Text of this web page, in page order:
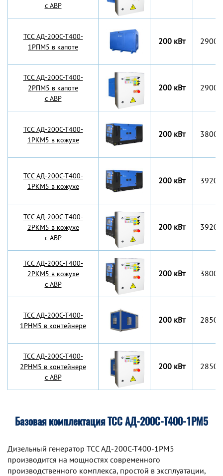
с АВР
TCC АД-200С-Т400-
1РПМ5 в капоте
200 кВт
TCC АД-200С-Т400-
2РПМ5 в капоте
с АВР
200 кВт
TCC АД-200С-Т400-
1РКМ5 в кожухе
200 кВт
TCC АД-200С-Т400-
1РКМ5 в кожухе
200 кВт
TCC АД-200С-Т400-
2РКМ5 в кожухе
с АВР
200 кВт
TCC АД-200С-Т400-
2РКМ5 в кожухе
с АВР
200 кВт
TCC АД-200С-Т400-
1РНМ5 в контейнере
200 кВт
TCC АД-200С-Т400-
2РНМ5 в контейнере
с АВР
200 кВт
Базовая комплектация ТСС АД-200С-Т400-1РМ5
Дизельный генератор TCC АД-200С-Т400-1РМ5
производится на мощностях современного
производственного комплекса, простой в эксплуатации,